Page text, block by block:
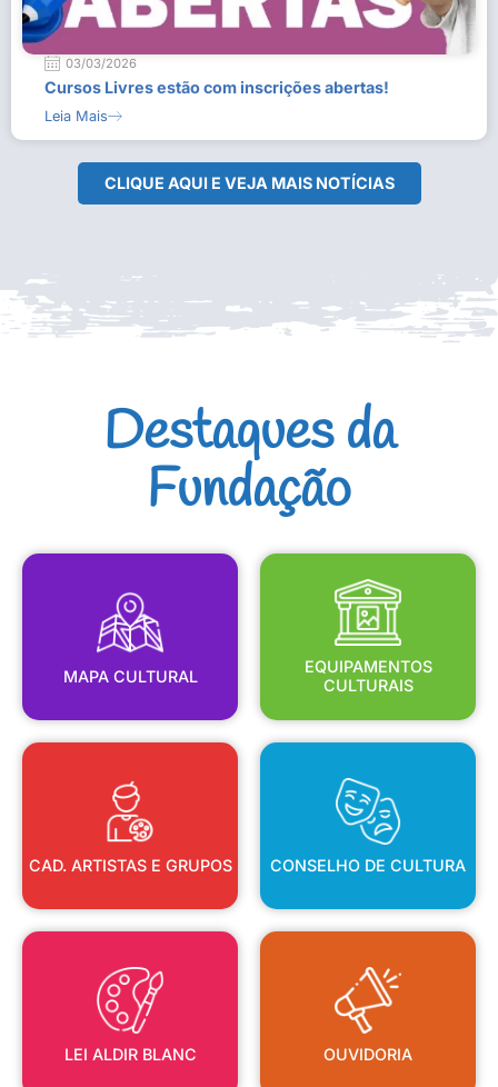
03/03/2026
Cursos Livres estão com inscrições abertas!
Leia Mais
CLIQUE AQUI E VEJA MAIS NOTÍCIAS
Destaques da
Fundação
MAPA CULTURAL
MAPA CULTURAL
EQUIPAMENTOS
CULTURAIS
EQUIPAMENTOS
CULTURAIS
CAD. ARTISTAS E GRUPOS
CAD. ARTISTAS E GRUPOS
CONSELHO DE CULTURA
CONSELHO DE CULTURA
LEI ALDIR BLANC
LEI ALDIR BLANC
OUVIDORIA
OUVIDORIA